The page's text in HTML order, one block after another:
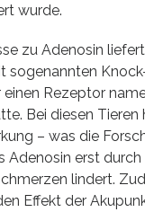
wurde.
zu Adenosin
sogenannten
Rezeptor
Bei diesen Tieren
– was die
Adenosin erst
lindert.
Effekt der